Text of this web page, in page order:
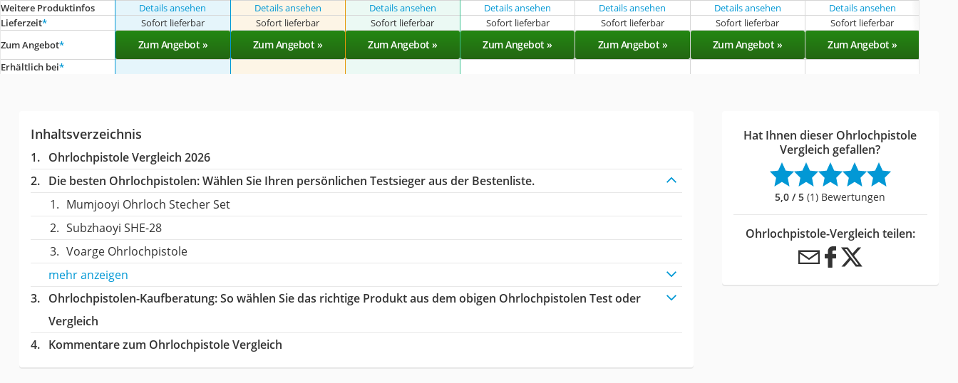
Weitere Produktinfos Details ansehen Details ansehen Details ansehen Details ansehen Details ansehen Details ansehen
Details ansehen
Lieferzeit* Sofort lieferbar Sofort lieferbar Sofort lieferbar Sofort lieferbar Sofort lieferbar Sofort lieferbar Sofort lieferbar
Zum Angebot* Zum Angebot » Zum Angebot » Zum Angebot » Zum Angebot » Zum Angebot » Zum Angebot » Zum Angebot »
Erhältlich bei*
Inhaltsverzeichnis
Ohrlochpistole Vergleich 2026
Die besten Ohrlochpistolen:Wählen Sie Ihren persönlichen Testsieger aus der Bestenliste.
Mumjooyi Ohrloch Stecher Set
Subzhaoyi SHE-28
Voarge Ohrlochpistole
mehr anzeigen
Ohrlochpistolen-Kaufberatung: So wählen Sie das richtige Produkt aus dem obigen Ohrlochpistolen Test oder
Vergleich
Kommentare zum Ohrlochpistole Vergleich
Hat Ihnen dieser Ohrlochpistole
Vergleich gefallen?
5,0 / 5 (1) Bewertungen
Ohrlochpistole-Vergleich teilen: